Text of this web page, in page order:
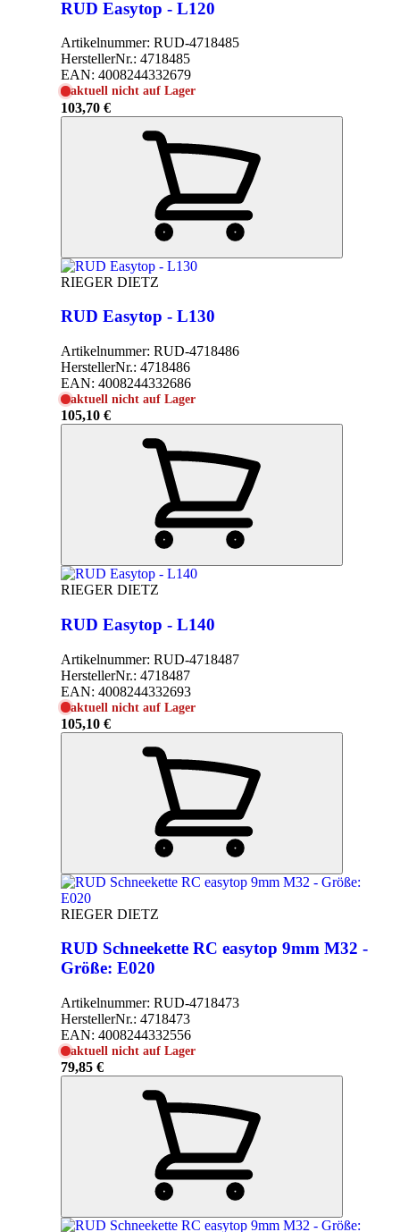
RUD Easytop - L120
Artikelnummer: RUD-4718485
HerstellerNr.: 4718485
EAN: 4008244332679
aktuell nicht auf Lager
103,70 €
RIEGER DIETZ
RUD Easytop - L130
Artikelnummer: RUD-4718486
HerstellerNr.: 4718486
EAN: 4008244332686
aktuell nicht auf Lager
105,10 €
RIEGER DIETZ
RUD Easytop - L140
Artikelnummer: RUD-4718487
HerstellerNr.: 4718487
EAN: 4008244332693
aktuell nicht auf Lager
105,10 €
RIEGER DIETZ
RUD Schneekette RC easytop 9mm M32 -
Größe: E020
Artikelnummer: RUD-4718473
HerstellerNr.: 4718473
EAN: 4008244332556
aktuell nicht auf Lager
79,85 €